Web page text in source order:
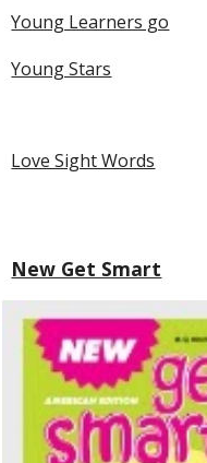
Young Learners go
Young Stars
Love Sight Words
New Get Smart